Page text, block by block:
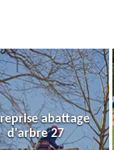
abattage
d'arbre 27